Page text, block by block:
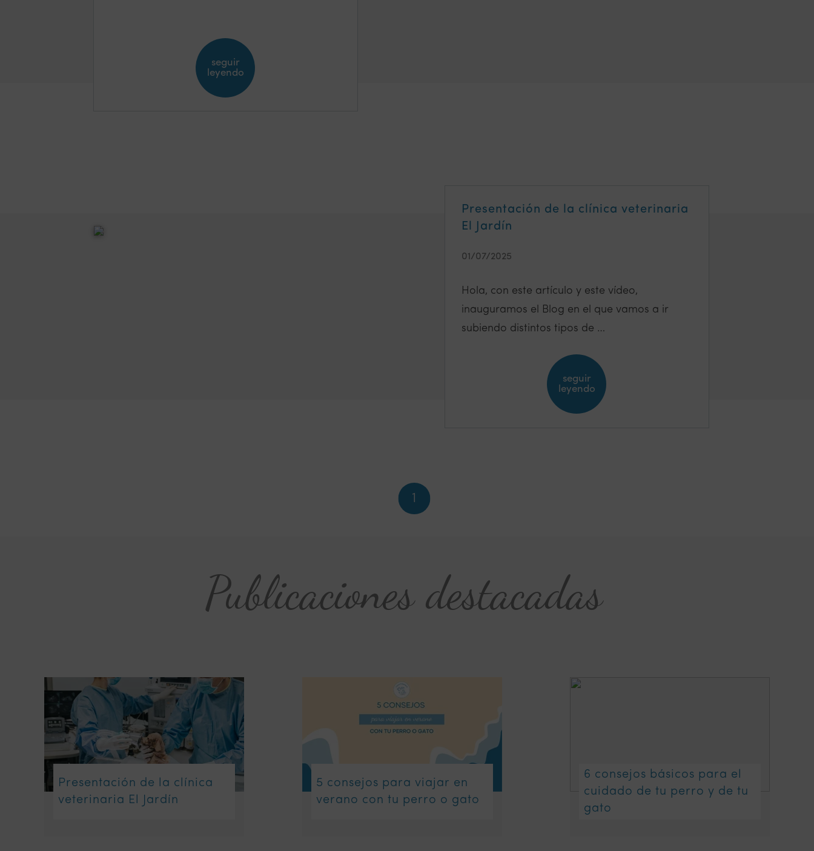
seguir
leyendo
Presentación de la clínica veterinaria
El Jardín
01/07/2025
Hola, con este artículo y este vídeo,
inauguramos el Blog en el que vamos a ir
subiendo distintos tipos de …
seguir
leyendo
1
Publicaciones destacadas
Presentación de la clínica
veterinaria El Jardín
5 consejos para viajar en
verano con tu perro o gato
6 consejos básicos para el
cuidado de tu perro y de tu
gato